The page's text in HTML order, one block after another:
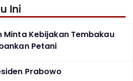
Ini
Minta Kebijakan Tembakau
Petani
Prabowo